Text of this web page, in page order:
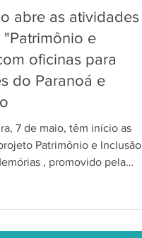
abre as atividades
e
oficinas para
do Paranoá e
Patrimônio e Inclusão:
, promovido pela